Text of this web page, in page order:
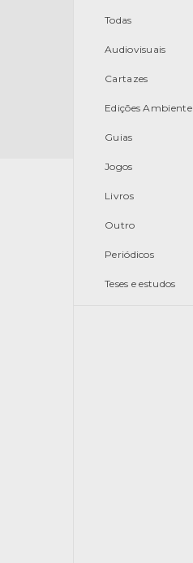
Todas
Audiovisuais
Cartazes
Edições Ambiente
Guias
Jogos
Livros
Outro
Periódicos
Teses e estudos